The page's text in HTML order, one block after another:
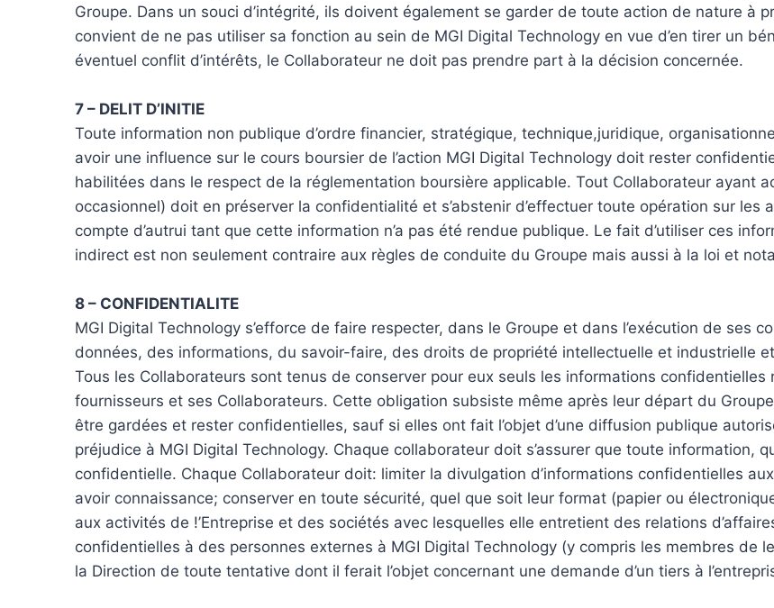
Groupe. Dans un souci d’intégrité, ils doivent également se garder de toute action de nature à
convient de ne pas utiliser sa fonction au sein de MGI Digital Technology en vue d’en tirer un
éventuel conflit d’intérêts, le Collaborateur ne doit pas prendre part à la décision concernée.
7 – DELIT D’INITIE
Toute information non publique d’ordre financier, stratégique, technique,juridique,
avoir une influence sur le cours boursier de l’action MGI Digital Technology doit rester
habilitées dans le respect de la réglementation boursière applicable. Tout Collaborateur ayant
occasionnel) doit en préserver la confidentialité et s’abstenir d’effectuer toute opération sur
compte d’autrui tant que cette information n’a pas été rendue publique. Le fait d’utiliser ces
indirect est non seulement contraire aux règles de conduite du Groupe mais aussi à la loi et
8 – CONFIDENTIALITE
MGI Digital Technology s’efforce de faire respecter, dans le Groupe et dans l’exécution de ses
données, des informations, du savoir-faire, des droits de propriété intellectuelle et industrielle
Tous les Collaborateurs sont tenus de conserver pour eux seuls les informations confidentielles
fournisseurs et ses Collaborateurs. Cette obligation subsiste même après leur départ du
être gardées et rester confidentielles, sauf si elles ont fait l’objet d’une diffusion publique
préjudice à MGI Digital Technology. Chaque collaborateur doit s’assurer que toute information,
confidentielle. Chaque Collaborateur doit: limiter la divulgation d’informations confidentielles
avoir connaissance; conserver en toute sécurité, quel que soit leur format (papier ou
aux activités de !’Entreprise et des sociétés avec lesquelles elle entretient des relations
confidentielles à des personnes externes à MGI Digital Technology (y compris les membres de
la Direction de toute tentative dont il ferait l’objet concernant une demande d’un tiers à